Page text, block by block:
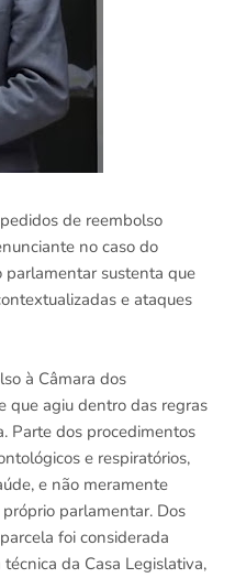
de reembolso
no caso do
parlamentar sustenta que
e ataques
à Câmara dos
que agiu dentro das regras
Parte dos procedimentos
e respiratórios,
e não meramente
parlamentar. Dos
foi considerada
da Casa Legislativa,